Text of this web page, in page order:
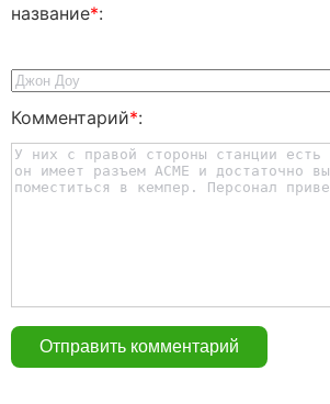
название*:
Комментарий*: